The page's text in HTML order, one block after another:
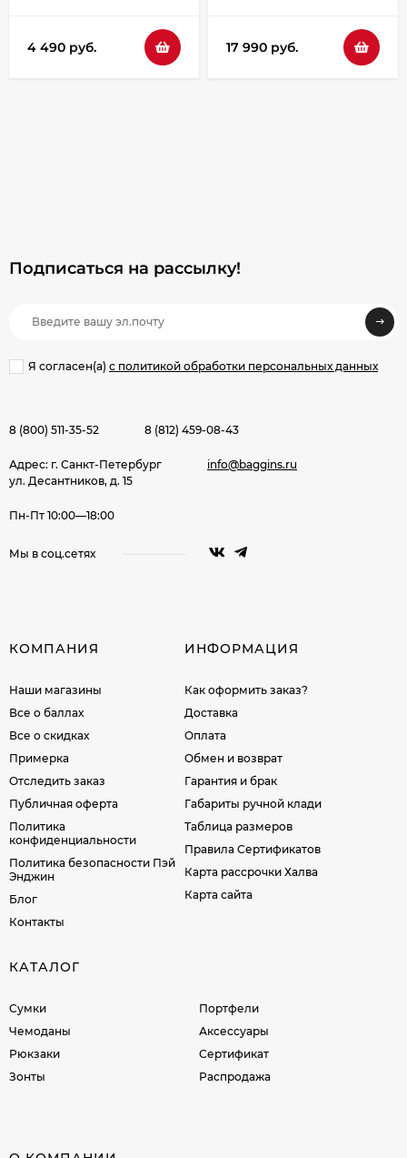
4 490 руб. 17 990 руб.
Подписаться на рассылкy!
Я согласен(a) с политикой обработки персональных данных
8 (800) 511-35-52 8 (812) 459-08-43
Адрес: г. Санкт-Петербург
ул. Десантников, д. 15
info@baggins.ru
Пн-Пт 10:00—18:00
Мы в соц.сетях
КОМПАНИЯ
Наши магазины
Все о баллах
Все о скидках
Примерка
Отследить заказ
Публичная оферта
Политика
конфиденциальности
Политика безопасности Пэй
Энджин
Блог
Контакты
ИНФОРМАЦИЯ
Как оформить заказ?
Доставка
Оплата
Обмен и возврат
Гарантия и брак
Габариты ручной клади
Таблица размеров
Правила Сертификатов
Карта рассрочки Халва
Карта сайта
КАТАЛОГ
Сумки
Чемоданы
Рюкзаки
Зонты
Портфели
Аксессуары
Сертификат
Распродажа